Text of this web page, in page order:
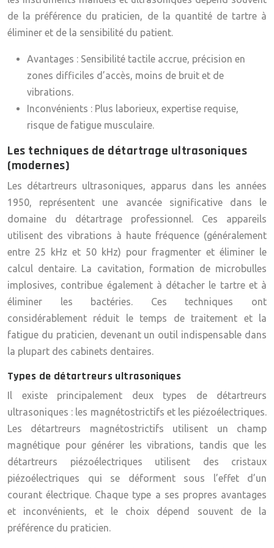
de la préférence du praticien, de la quantité de tartre à
éliminer et de la sensibilité du patient.
Avantages : Sensibilité tactile accrue, précision en
zones difficiles d’accès, moins de bruit et de
vibrations.
Inconvénients : Plus laborieux, expertise requise,
risque de fatigue musculaire.
Les techniques de détartrage ultrasoniques
(modernes)
Les détartreurs ultrasoniques, apparus dans les années
1950, représentent une avancée significative dans le
domaine du détartrage professionnel. Ces appareils
utilisent des vibrations à haute fréquence (généralement
entre 25 kHz et 50 kHz) pour fragmenter et éliminer le
calcul dentaire. La cavitation, formation de microbulles
implosives, contribue également à détacher le tartre et à
éliminer les bactéries. Ces techniques ont
considérablement réduit le temps de traitement et la
fatigue du praticien, devenant un outil indispensable dans
la plupart des cabinets dentaires.
Types de détartreurs ultrasoniques
Il existe principalement deux types de détartreurs
ultrasoniques : les magnétostrictifs et les piézoélectriques.
Les détartreurs magnétostrictifs utilisent un champ
magnétique pour générer les vibrations, tandis que les
détartreurs piézoélectriques utilisent des cristaux
piézoélectriques qui se déforment sous l’effet d’un
courant électrique. Chaque type a ses propres avantages
et inconvénients, et le choix dépend souvent de la
préférence du praticien.